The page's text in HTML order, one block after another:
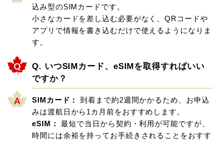
込み型のSIMカードです。
小さなカードを差し込む必要がなく、QRコードや
アプリで情報を書き込むだけで使えるようになりま
す。
Q. いつSIMカード、eSIMを取得すればいい
ですか？
SIMカード：
到着まで約2週間かかるため、お申込
みは渡航日から1カ月前をおすすめします。
eSIM：
最短で当日から契約・利用が可能ですが、
時間には余裕を持ってお手続きされることをおすす